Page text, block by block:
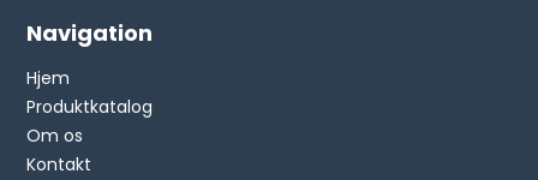
Navigation
Hjem
Produktkatalog
Om os
Kontakt